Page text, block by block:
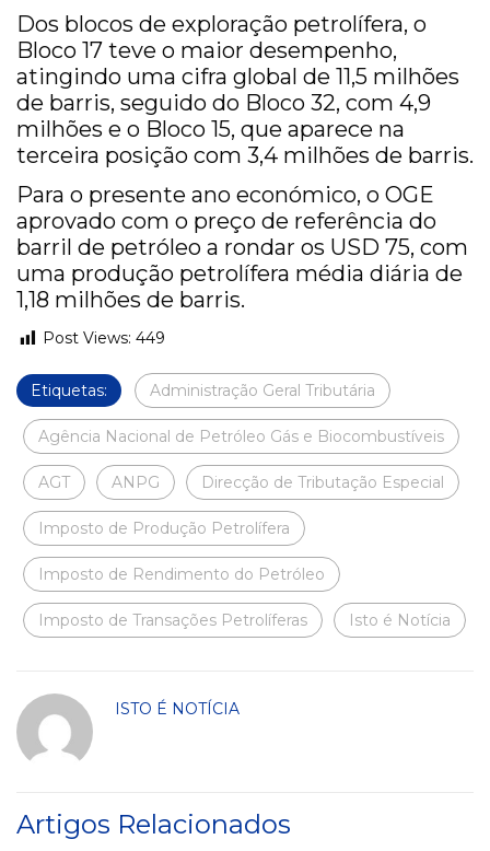
Dos blocos de exploração petrolífera, o
Bloco 17 teve o maior desempenho,
atingindo uma cifra global de 11,5 milhões
de barris, seguido do Bloco 32, com 4,9
milhões e o Bloco 15, que aparece na
terceira posição com 3,4 milhões de barris.
Para o presente ano económico, o OGE
aprovado com o preço de referência do
barril de petróleo a rondar os USD 75, com
uma produção petrolífera média diária de
1,18 milhões de barris.
Post Views: 449
Etiquetas: Administração Geral Tributária
Agência Nacional de Petróleo Gás e Biocombustíveis
AGT ANPG Direcção de Tributação Especial
Imposto de Produção Petrolífera
Imposto de Rendimento do Petróleo
Imposto de Transações Petrolíferas Isto é Notícia
ISTO É NOTÍCIA
Artigos Relacionados